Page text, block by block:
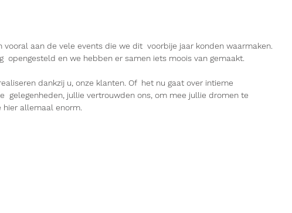
vooral aan de vele events die we dit  voorbije jaar konden waarmaken.
opengesteld en we hebben er samen iets moois van gemaakt.
dankzij u, onze klanten. Of  het nu gaat over intieme
gelegenheden, jullie vertrouwden ons, om mee jullie dromen te
hier allemaal enorm.